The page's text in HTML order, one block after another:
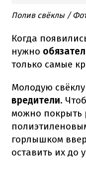
Полив свёклы /
Когда
нужно
только самые
Молодую свёклу
вредители.
можно покрыть
горлышком
оставить их до